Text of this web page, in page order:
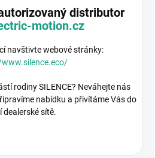
distributor
motion.cz
navštivte webové stránky:
rodiny SILENCE? Neváhejte nás
nabídku a přivítáme Vás do
dealerské sítě.